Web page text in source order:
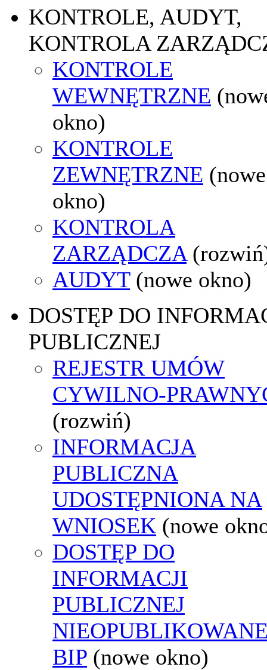
KONTROLE, AUDYT,
KONTROLA
KONTROLE
WEWNĘTRZNE
okno)
KONTROLE
ZEWNĘTRZNE (nowe
okno)
KONTROLA
ZARZĄDCZA
AUDYT (nowe okno)
DOSTĘP DO
PUBLICZNEJ
REJESTR UMÓW
CYWILNO-
(rozwiń)
INFORMACJA
PUBLICZNA
UDOSTĘPNIONA NA
WNIOSEK (nowe
DOSTĘP DO
INFORMACJI
PUBLICZNEJ
BIP (nowe okno)